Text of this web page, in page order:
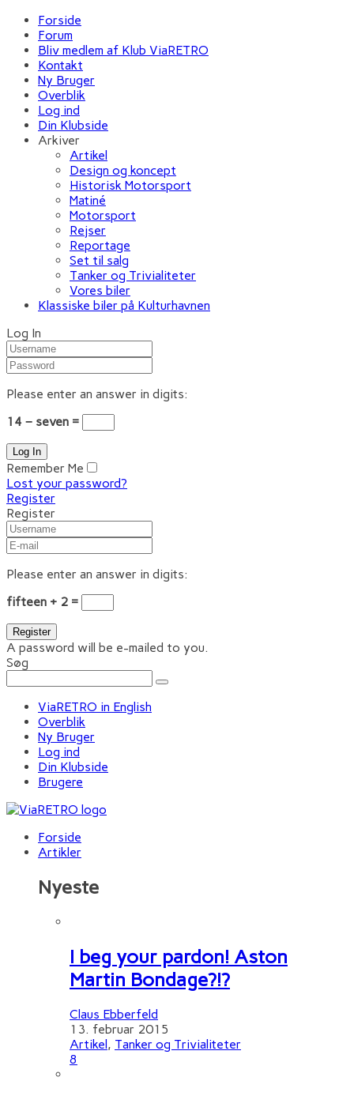
Forside
Forum
Bliv medlem af Klub ViaRETRO
Kontakt
Ny Bruger
Overblik
Log ind
Din Klubside
Arkiver
Artikel
Design og koncept
Historisk Motorsport
Matiné
Motorsport
Rejser
Reportage
Set til salg
Tanker og Trivialiteter
Vores biler
Klassiske biler på Kulturhavnen
Log In
Please enter an answer in digits:
14 − seven =
Remember Me
Lost your password?
Register
Register
Please enter an answer in digits:
fifteen + 2 =
A password will be e-mailed to you.
Søg
ViaRETRO in English
Overblik
Ny Bruger
Log ind
Din Klubside
Brugere
Forside
Artikler
Nyeste
I beg your pardon! Aston
Martin Bondage?!?
Claus Ebberfeld
13. februar 2015
Artikel, Tanker og Trivialiteter
8